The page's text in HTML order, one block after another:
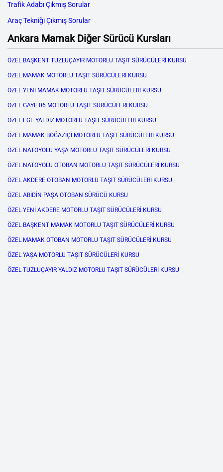
Trafik Adabı Çıkmış Sorular
Araç Tekniği Çıkmış Sorular
Ankara Mamak Diğer Sürücü Kursları
ÖZEL BAŞKENT TUZLUÇAYIR MOTORLU TAŞIT SÜRÜCÜLERİ KURSU
ÖZEL MAMAK MOTORLU TAŞIT SÜRÜCÜLERİ KURSU
ÖZEL YENİ MAMAK MOTORLU TAŞIT SÜRÜCÜLERİ KURSU
ÖZEL GAYE 06 MOTORLU TAŞIT SÜRÜCÜLERİ KURSU
ÖZEL EGE YALDIZ MOTORLU TAŞIT SÜRÜCÜLERİ KURSU
ÖZEL MAMAK BOĞAZİÇİ MOTORLU TAŞIT SÜRÜCÜLERİ KURSU
ÖZEL NATOYOLU YAŞA MOTORLU TAŞIT SÜRÜCÜLERİ KURSU
ÖZEL NATOYOLU OTOBAN MOTORLU TAŞIT SÜRÜCÜLERİ KURSU
ÖZEL AKDERE OTOBAN MOTORLU TAŞIT SÜRÜCÜLERİ KURSU
ÖZEL ABİDİN PAŞA OTOBAN SÜRÜCÜ KURSU
ÖZEL YENİ AKDERE MOTORLU TAŞIT SÜRÜCÜLERİ KURSU
ÖZEL BAŞKENT MAMAK MOTORLU TAŞIT SÜRÜCÜLERİ KURSU
ÖZEL MAMAK OTOBAN MOTORLU TAŞIT SÜRÜCÜLERİ KURSU
ÖZEL YAŞA MOTORLU TAŞIT SÜRÜCÜLERİ KURSU
ÖZEL TUZLUÇAYIR YALDIZ MOTORLU TAŞIT SÜRÜCÜLERİ KURSU